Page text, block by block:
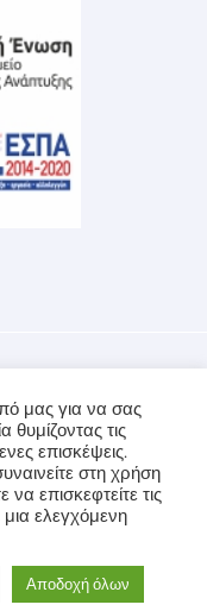
Δεδομένα
Sites Solutions
μας για να σας
θυμίζοντας τις
επισκέψεις.
στη χρήση
επισκεφτείτε τις
ελεγχόμενη
Αποδοχή όλων
Ελληνικά